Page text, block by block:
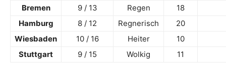
Bremen
9 / 13 Regen
18
Hamburg
8 / 12 Regnerisch
20
Wiesbaden
10 / 16 Heiter
10
Stuttgart
9 / 15 Wolkig 11